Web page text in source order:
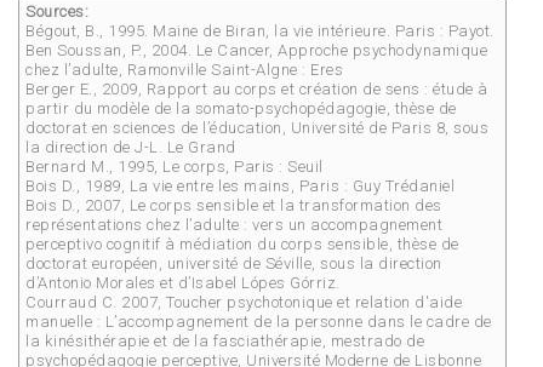
Sources:
Bégout, B., 1995. Maine de Biran, la vie intérieure. Paris : Payot.
Ben Soussan, P., 2004. Le Cancer, Approche psychodynamique
chez l’adulte, Ramonville Saint-Algne : Eres
Berger E., 2009, Rapport au corps et création de sens : étude à
partir du modèle de la somato-psychopédagogie, thèse de
doctorat en sciences de l’éducation, Université de Paris 8, sous
la direction de J-L. Le Grand
Bernard M., 1995, Le corps, Paris : Seuil
Bois D., 1989, La vie entre les mains, Paris : Guy Trédaniel
Bois D., 2007, Le corps sensible et la transformation des
représentations chez l’adulte : vers un accompagnement
perceptivo cognitif à médiation du corps sensible, thèse de
doctorat européen, université de Séville, sous la direction
d’Antonio Morales et d’Isabel Lópes Górriz.
Courraud C. 2007, Toucher psychotonique et relation d'aide
manuelle : L’accompagnement de la personne dans le cadre de
la kinésithérapie et de la fasciathérapie, mestrado de
psychopédagogie perceptive, Université Moderne de Lisbonne